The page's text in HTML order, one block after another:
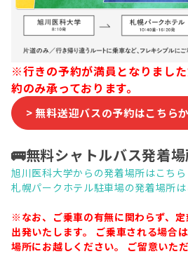
※行きの予約が満員となりまし
約のみ承っております。
> 無料送迎バスの予約はこちら
🚌無料シャトルバス発着場
旭川医科大学からの発着場所はこちら
札幌パークホテル駐車場の発着場所は
※なお、ご乗車の有無に関わらず、
出発いたします。 ご乗車される場合
場所にお越しください。 ご留意いた